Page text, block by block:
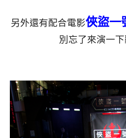
另外還有配合電影俠盜一
別忘了來演一